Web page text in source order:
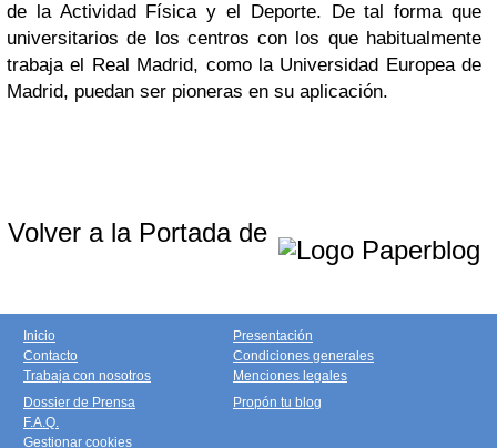
de la Actividad Física y el Deporte. De tal forma que
universitarios de los centros con los que habitualmente
trabaja el Real Madrid, como la Universidad Europea de
Madrid, puedan ser pioneras en su aplicación.
Volver a la Portada de
Inicio
Contacto
Trabaja con nosotros
Presentación
Condiciones generales
Menciones legales
Dossier de Prensa
F.A.Q.
Gestionar cookies
Propón tu blog